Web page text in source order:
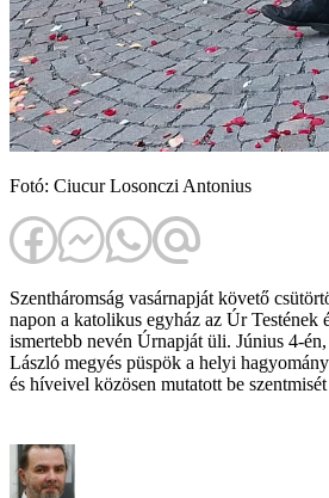
Fotó: Ciucur Losonczi Antonius
Szentháromság vasárnapját követő
napon a katolikus egyház az Úr Testének
ismertebb nevén Úrnapját üli. Június 4-
László megyés püspök a helyi
és híveivel közösen mutatott be